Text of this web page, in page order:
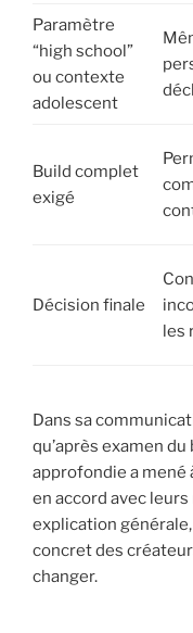
Paramètre
“high school”
ou contexte
adolescent
Build complet
exigé
Décision finale
les
Dans sa
qu’après examen
approfondie a mené
en accord avec leurs
explication
concret des
changer.